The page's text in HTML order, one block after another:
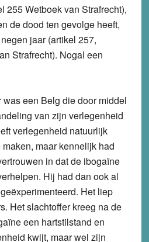
255 Wetboek van Strafrecht),
de dood ten gevolge heeft,
jaar (artikel 257,
Strafrecht). Nogal een
een Belg die door middel
van zijn verlegenheid
verlegenheid natuurlijk
maar kennelijk had
in dat de ibogaïne
Hij had dan ook al
Het liep
Het slachtoffer kreeg na de
een hartstilstand en
kwijt, maar wel zijn